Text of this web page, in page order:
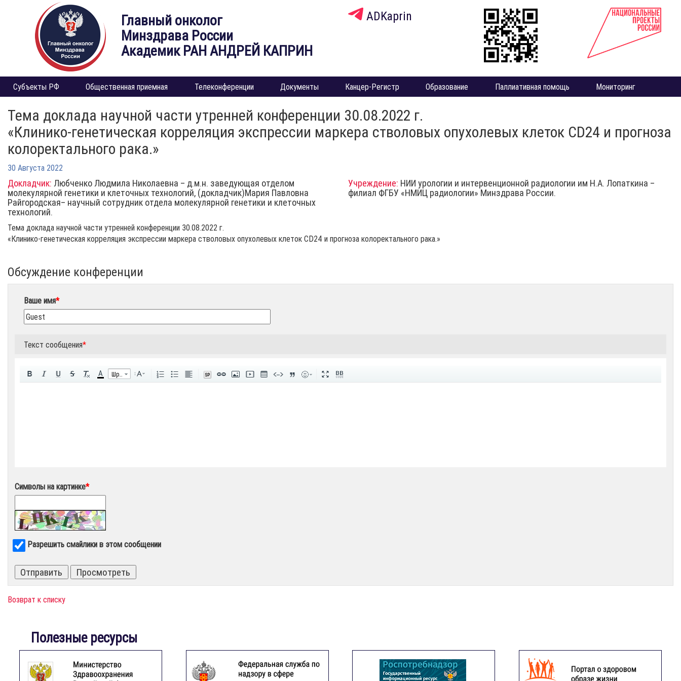
Главный онколог
Минздрава России
Академик РАН АНДРЕЙ КАПРИН
ADKaprin
Субъекты РФ Общественная приемная Телеконференции Документы Канцер-Регистр Образование Паллиативная помощь Мониторинг
Тема доклада научной части утренней конференции 30.08.2022 г.
«Клинико-генетическая корреляция экспрессии маркера стволовых опухолевых клеток СD24 и прогноза
колоректального рака.»
30 Августа 2022
Докладчик: Любченко Людмила Николаевна – д.м.н. заведующая отделом
молекулярной генетики и клеточных технологий, (докладчик)Мария Павловна
Райгородская– научный сотрудник отдела молекулярной генетики и клеточных
технологий.
Учреждение: НИИ урологии и интервенционной радиологии им Н.А. Лопаткина –
филиал ФГБУ «НМИЦ радиологии» Минздрава России.
Тема доклада научной части утренней конференции 30.08.2022 г.
«Клинико-генетическая корреляция экспрессии маркера стволовых опухолевых клеток СD24 и прогноза колоректального рака.»
Обсуждение конференции
Ваше имя*
Текст сообщения*
A Шрифт
Символы на картинке*
Разрешить смайлики в этом сообщении
Возврат к списку
Полезные ресурсы